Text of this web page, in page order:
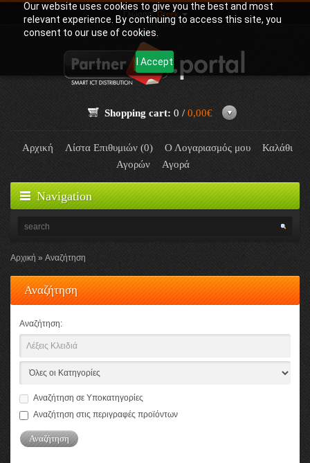
Our website uses cookies to give you the best and most
relevant experience. By continuing to access this site, you
consent to our use of cookies.
I Accept
Γλώσσα:Greek
Shopping cart: 0 / 0,00€
Αρχική Λίστα Επιθυμιών (0) Ο Λογαριασμός μου
Καλάθι
Αγορών
Αγορά
Navigation
Αρχική Αναζήτηση
Αναζήτηση
Αναζήτηση:
Αναζήτηση σε Υποκατηγορίες
Αναζήτηση στις περιγραφές προϊόντων